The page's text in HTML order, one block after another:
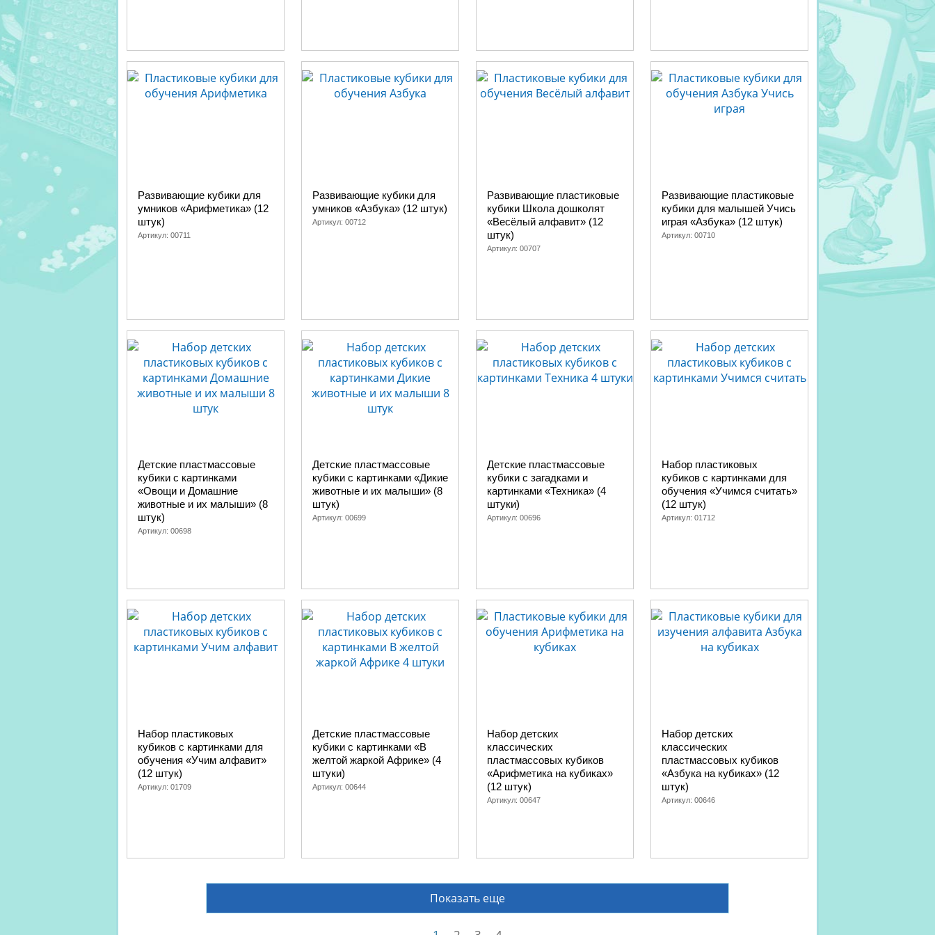
Развивающие кубики для
умников «Арифметика» (12
штук)
Артикул: 00711
Развивающие кубики для
умников «Азбука» (12 штук)
Артикул: 00712
Развивающие пластиковые
кубики Школа дошколят
«Весёлый алфавит» (12
штук)
Артикул: 00707
Развивающие пластиковые
кубики для малышей Учись
играя «Азбука» (12 штук)
Артикул: 00710
Детские пластмассовые
кубики с картинками
«Овощи и Домашние
животные и их малыши» (8
штук)
Артикул: 00698
Детские пластмассовые
кубики с картинками «Дикие
животные и их малыши» (8
штук)
Артикул: 00699
Детские пластмассовые
кубики с загадками и
картинками «Техника» (4
штуки)
Артикул: 00696
Набор пластиковых
кубиков с картинками для
обучения «Учимся считать»
(12 штук)
Артикул: 01712
Набор пластиковых
кубиков с картинками для
обучения «Учим алфавит»
(12 штук)
Артикул: 01709
Детские пластмассовые
кубики с картинками «В
желтой жаркой Африке» (4
штуки)
Артикул: 00644
Набор детских
классических
пластмассовых кубиков
«Арифметика на кубиках»
(12 штук)
Артикул: 00647
Набор детских
классических
пластмассовых кубиков
«Азбука на кубиках» (12
штук)
Артикул: 00646
Показать еще